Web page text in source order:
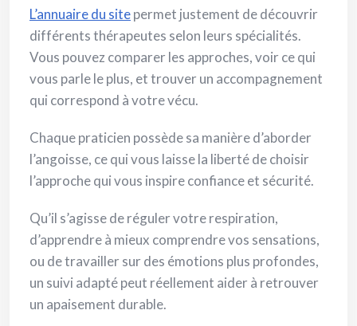
L’annuaire du sitepermet justement de découvrir
différents thérapeutes selon leurs spécialités.
Vous pouvez comparer les approches, voir ce qui
vous parle le plus, et trouver un accompagnement
qui correspond à votre vécu.
Chaque praticien possède sa manière d’aborder
l’angoisse, ce qui vous laisse la liberté de choisir
l’approche qui vous inspire confiance et sécurité.
Qu’il s’agisse de réguler votre respiration,
d’apprendre à mieux comprendre vos sensations,
ou de travailler sur des émotions plus profondes,
un suivi adapté peut réellement aider à retrouver
un apaisement durable.